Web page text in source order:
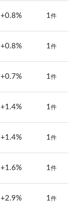
+0.8% 1件
+0.8% 1件
+0.7% 1件
+1.4% 1件
+1.4% 1件
+1.6% 1件
+2.9% 1件